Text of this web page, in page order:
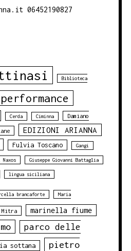
06452190827
Biblioteca
Cerda Ciminna Damiano
EDIZIONI ARIANNA
Fulvia Toscano Gangi
Giuseppe Giovanni Battaglia
lingua siciliana
brancaforte Maria
Mitra marinella fiume
parco delle
sottana pietro